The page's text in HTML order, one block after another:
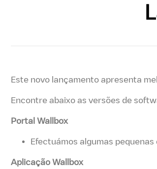
Este novo lançamento apresenta
Encontre abaixo as versões de
Portal Wallbox
Efectuámos algumas
Aplicação Wallbox